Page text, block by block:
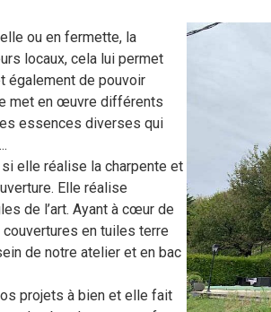
ou en fermette, la
locaux, cela lui permet
également de pouvoir
met en œuvre différents
essences diverses qui
elle réalise la charpente et
Elle réalise
de l’art. Ayant à cœur de
en tuiles terre
de notre atelier et en bac
projets à bien et elle fait